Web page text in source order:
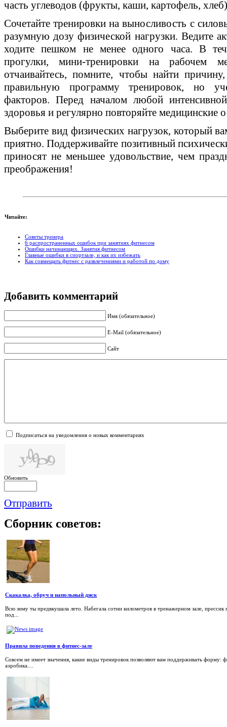
часть углеводов (фрукты, каши, картофель,
Сочетайте тренировки на выносливость с
разумную дозу физической нагрузки. Ведите
ходите пешком не менее одного часа. В
прогулки, мини-тренировки на рабочем
отчаивайтесь, помните, чтобы найти
правильную программу тренировок, но
факторов. Перед началом любой
здоровья и регулярно повторяйте медицинские
Выберите вид физических нагрузок, который
приятно. Поддерживайте позитивный
приносят не меньшее удовольствие, чем
преображения!
Читайте:
Советы тренера
6 распространенных ошибок при занятиях фитнесом
Ошибки начинающих. Занятия фитнесом
Главные ошибки в спортзале, и как их избежать
Как совмещать фитнес с развлечениями и работой по дому
Добавить комментарий
Имя (обязательное)
E-Mail (обязательное)
Сайт
Подписаться на уведомления о новых комментариях
Обновить
Отправить
Сборник советов:
Скакалка, обруч и напольный диск
Всю зиму ты предвкушала лето. Набегала сотни километров в тренажерном зале,
под...
Правила поведения в фитнес-зале
Совсем не имеет значения, какие виды тренировок позволяют вам поддерживать форму:
аэробика....